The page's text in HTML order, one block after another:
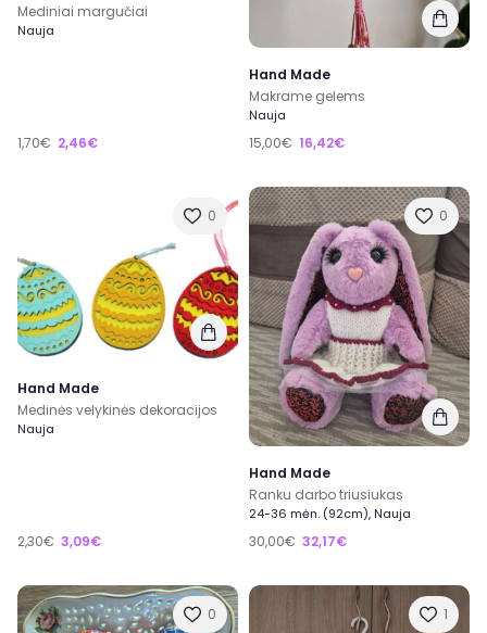
Mediniai margučiai
Nauja
1,70€ 2,46€
Hand Made
Makrame gelems
Nauja
15,00€ 16,42€
0
Hand Made
Medinės velykinės dekoracijos
Nauja
2,30€ 3,09€
0
Hand Made
Ranku darbo triusiukas
24-36 mėn. (92cm), Nauja
30,00€ 32,17€
0 1